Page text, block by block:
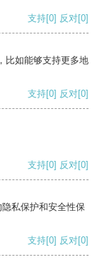
支持[0] 反对[0]
比如能够支持更多地
支持[0] 反对[0]
支持[0] 反对[0]
私保护和安全性保
支持[0] 反对[0]